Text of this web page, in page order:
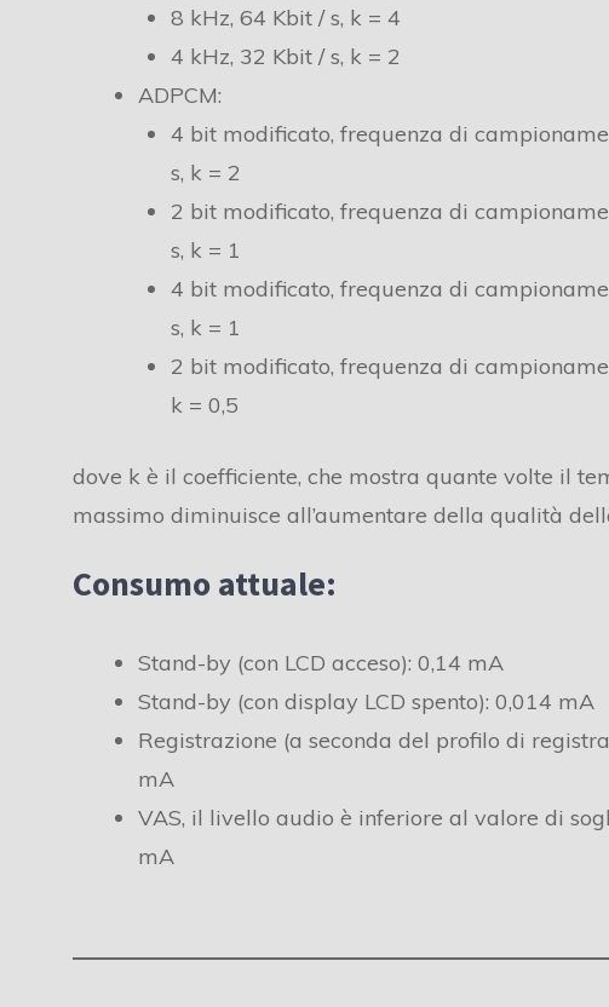
8 kHz, 64 Kbit / s, k = 4
4 kHz, 32 Kbit / s, k = 2
ADPCM:
4 bit modificato, frequenza di
s, k = 2
2 bit modificato, frequenza di
s, k = 1
4 bit modificato, frequenza di
s, k = 1
2 bit modificato, frequenza di
k = 0,5
dove k è il coefficiente, che mostra quante volte il
massimo diminuisce all’aumentare della qualità
Consumo attuale:
Stand-by (con LCD acceso): 0,14 mA
Stand-by (con display LCD spento): 0,014 mA
Registrazione (a seconda del profilo di
mA
VAS, il livello audio è inferiore al valore di
mA